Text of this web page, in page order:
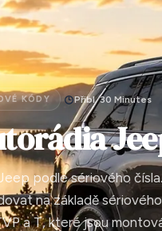
KÓDY Přibl. 30 Minutes
podle sériového
na základě
a T, které jsou